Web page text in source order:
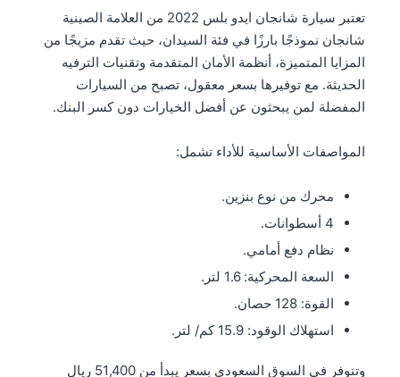
تعتبر سيارة شانجان ايدو بلس 2022 من العلامة الصينية
شانجان نموذجًا بارزًا في فئة السيدان، حيث تقدم مزيجًا من
المزايا المتميزة، أنظمة الأمان المتقدمة وتقنيات الترفيه
الحديثة. مع توفيرها بسعر معقول، تصبح من السيارات
المفضلة لمن يبحثون عن أفضل الخيارات دون كسر البنك.
المواصفات الأساسية للأداء تشمل:
محرك من نوع بنزين.
4 أسطوانات.
نظام دفع أمامي.
السعة المحركية: 1.6 لتر.
القوة: 128 حصان.
استهلاك الوقود: 15.9 كم/ لتر.
وتتوفر في السوق السعودي بسعر يبدأ من 51,400 ريال